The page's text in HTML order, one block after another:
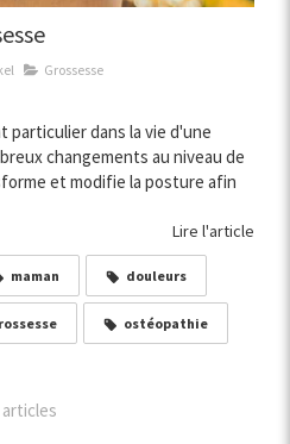
Grossesse
particulier dans la vie d'une
changements au niveau de
et modifie la posture afin
Lire l'article
maman douleurs
ostéopathie
articles